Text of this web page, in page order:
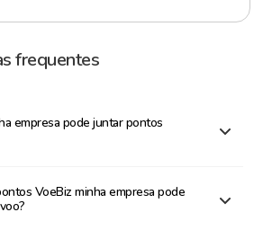
frequentes
empresa pode juntar pontos
VoeBiz minha empresa pode